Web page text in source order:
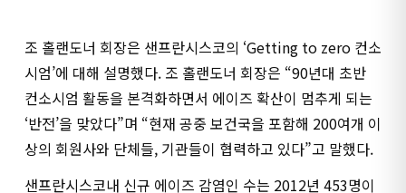
조 홀랜도너 회장은 샌프란시스코의 ‘Getting to zero 컨소
시엄’에 대해 설명했다. 조 홀랜도너 회장은 “90년대 초반
컨소시엄 활동을 본격화하면서 에이즈 확산이 멈추게 되는
‘반전’을 맞았다”며 “현재 공중 보건국을 포함해 200여개 이
상의 회원사와 단체들, 기관들이 협력하고 있다”고 말했다.
샌프란시스코내 신규 에이즈 감염인 수는 2012년 453명이